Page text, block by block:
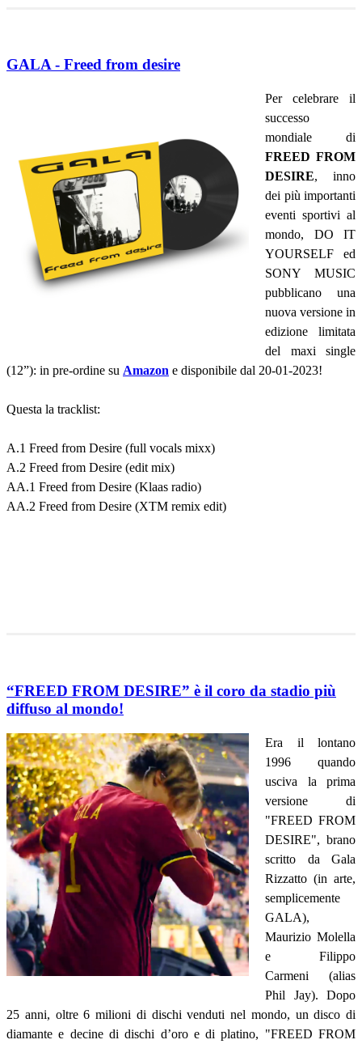
GALA - Freed from desire
Per celebrare il
successo
mondiale di
FREED FROM
DESIRE, inno
dei più importanti
eventi sportivi al
mondo, DO IT
YOURSELF ed
SONY MUSIC
pubblicano una
nuova versione in
edizione limitata
del maxi single
(12”): in pre-ordine su Amazon e disponibile dal 20-01-2023!
Questa la tracklist:
A.1 Freed from Desire (full vocals mixx)
A.2 Freed from Desire (edit mix)
AA.1 Freed from Desire (Klaas radio)
AA.2 Freed from Desire (XTM remix edit)
“FREED FROM DESIRE” è il coro da stadio più
diffuso al mondo!
Era il lontano
1996 quando
usciva la prima
versione di
"FREED FROM
DESIRE", brano
scritto da Gala
Rizzatto (in arte,
semplicemente
GALA),
Maurizio Molella
e Filippo
Carmeni (alias
Phil Jay). Dopo
25 anni, oltre 6 milioni di dischi venduti nel mondo, un disco di
diamante e decine di dischi d’oro e di platino, "FREED FROM